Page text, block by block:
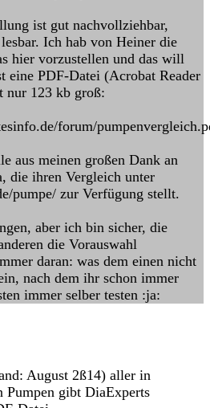
ist gut nachvollziehbar,
Ich hab von Heiner die
hier vorzustellen und das will
eine PDF-Datei (Acrobat Reader
nur 123 kb groß:
forum/
aus meinen großen Dank an
die ihren Vergleich unter
pumpe/ zur Verfügung stellt.
aber ich bin sicher, die
die Vorauswahl
daran: was dem einen nicht
nach dem ihr schon immer
immer selber testen :ja:
August 2ß14) aller in
Pumpen gibt DiaExperts